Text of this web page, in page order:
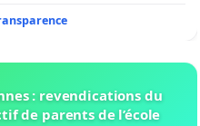
: revendications du
de parents de l’école